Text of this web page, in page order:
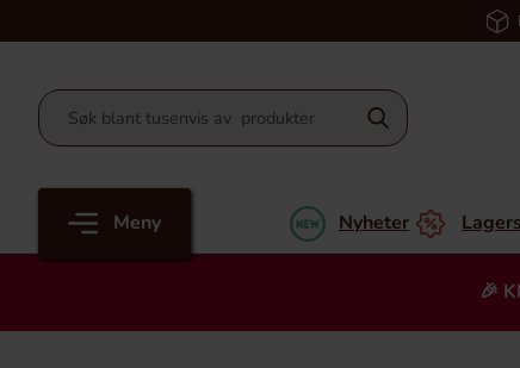
Meny Nyheter
🎉